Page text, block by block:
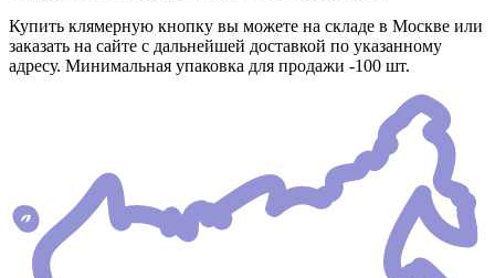
Купить клямерную кнопку вы можете на складе в Москве или
заказать на сайте с дальнейшей доставкой по указанному
адресу. Минимальная упаковка для продажи -100 шт.